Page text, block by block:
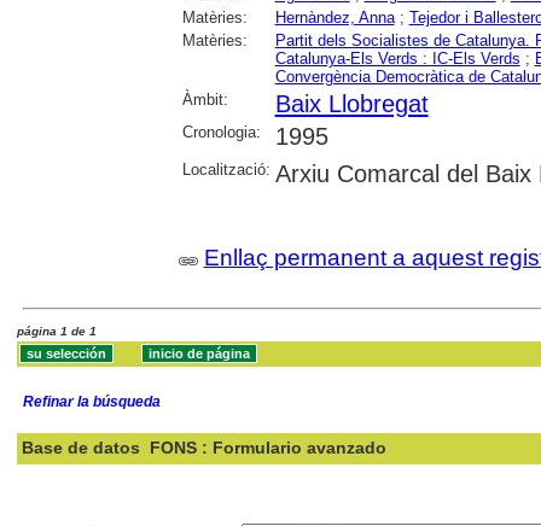
Matèries:
Hernàndez, Anna; Tejedor i
Matèries:
Partit dels Socialistes de Catalunya.
Catalunya-Els Verds : IC-Els Verds ;
Convergència Democràtica de
Àmbit:
Baix Llobregat
Cronologia: 1995
Localització: Arxiu Comarcal del Baix
Enllaç permanent a aquest
página 1 de 1
Refinar la búsqueda
Base de datos FONS : Formulario avanzado